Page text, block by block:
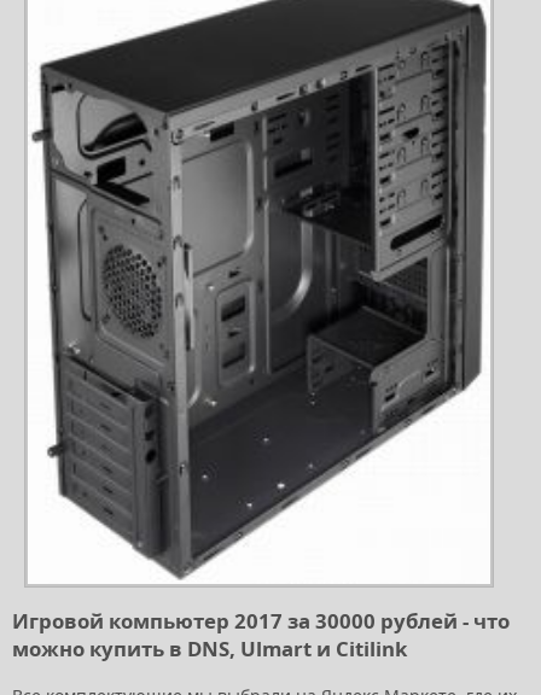
Игровой компьютер 2017 за 30000 рублей - что
можно купить в DNS, Ulmart и Citilink